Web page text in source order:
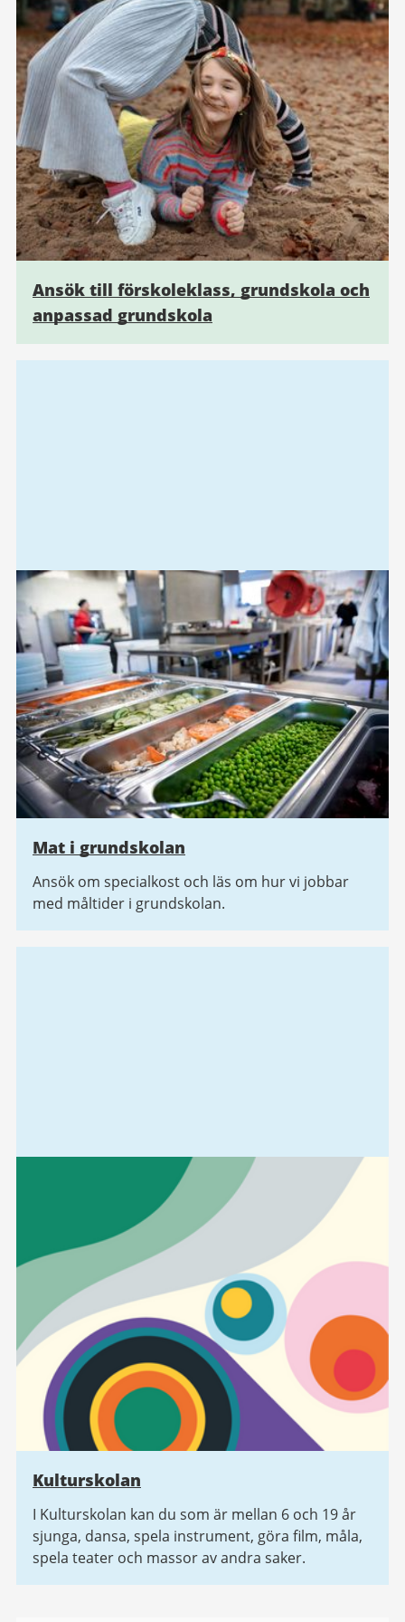
Ansök till förskoleklass, grundskola och
anpassad grundskola
Mat i grundskolan
Ansök om specialkost och läs om hur vi jobbar
med måltider i grundskolan.
Kulturskolan
I Kulturskolan kan du som är mellan 6 och 19 år
sjunga, dansa, spela instrument, göra film, måla,
spela teater och massor av andra saker.